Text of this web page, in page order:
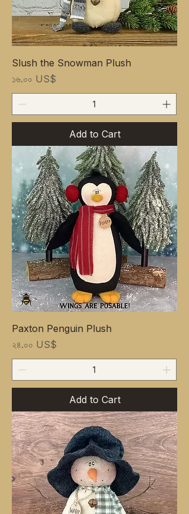
Slush the Snowman Plush
Price
১৬.০০ US$
Add to Cart
Paxton Penguin Plush
Price
২৪.০০ US$
Add to Cart